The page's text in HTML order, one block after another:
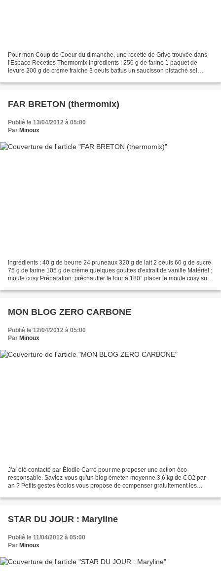
Pour mon Coup de Coeur du dimanche, une recette de Grive trouvée dans
l'Espace Recettes Thermomix Ingrédients : 250 g de farine 1 paquet de
levure 200 g de crème fraiche 3 oeufs battus un saucisson pistaché sel
FAR BRETON (thermomix)
Publié le 13/04/2012 à 05:00
Par Minoux
Ingrédients : 40 g de beurre 24 pruneaux 320 g de lait 2 oeufs 60 g de sucre
75 g de farine 105 g de crème quelques gouttes d'extrait de vanille Matériel :
moule cosy Préparation: préchauffer le four à 180° placer le moule cosy sur
MON BLOG ZERO CARBONE
Publié le 12/04/2012 à 05:00
Par Minoux
J'ai été contacté par Élodie Carré pour me proposer une action éco-
responsable. Saviez-vous qu'un blog émeten moyenne 3,6 kg de CO2 par
an ? Petits gestes écolos vous propose de compenser gratuitement les
STAR DU JOUR : Maryline
Publié le 11/04/2012 à 05:00
Par Minoux